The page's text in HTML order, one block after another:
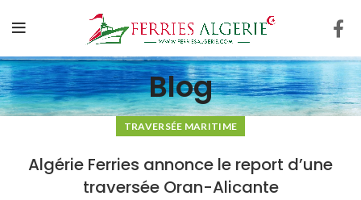
Blog
TRAVERSÉE MARITIME
Algérie Ferries annonce le report d’une
traversée Oran-Alicante